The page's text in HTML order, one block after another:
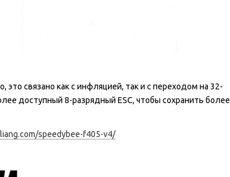
это связано как с инфляцией, так и с переходом на 32-
доступный 8-разрядный ESC, чтобы сохранить более
speedybee-f405-v4/